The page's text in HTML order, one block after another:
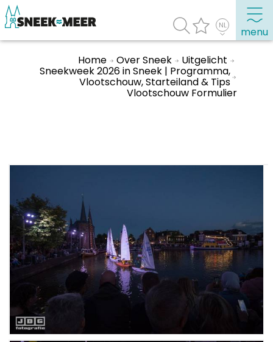
menu
Bezienswaardigheden
Winkelen, uitgaan en doen
Eten, drinken & uitgaan
Watersport
Overnachten
Winkelen
En meer
Arrangementen
Home Over Sneek Uitgelicht
Sneekweek 2026 in Sneek | Programma,
Vlootschouw, Starteiland & Tips
Vlootschouw Formulier